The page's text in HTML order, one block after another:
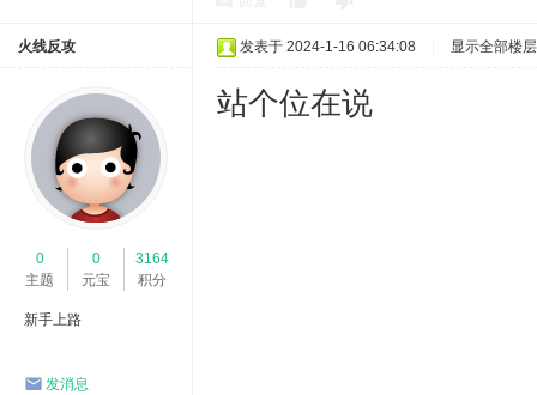
火线反攻
0
主题
0
元宝
3164
积分
新手上路
发消息
发表于 2024-1-16 06:34:08 显示全部楼层
站个位在说